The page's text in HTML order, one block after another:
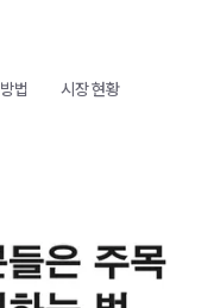
법
시장 현황